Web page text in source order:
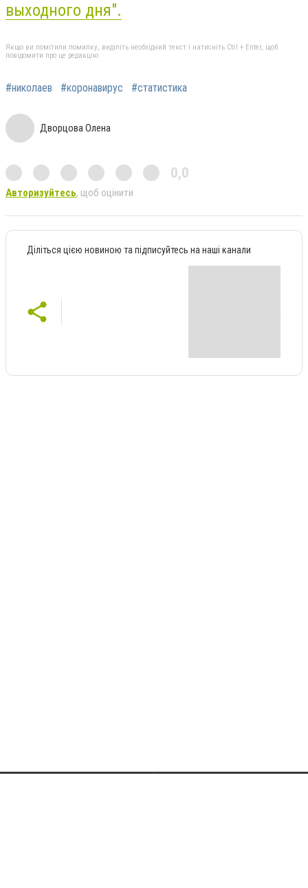
выходного дня".
Якщо ви помітили помилку, виділіть необхідний текст і натисніть Ctrl + Enter, щоб
повідомити про це редакцію
#николаев #коронавирус #статистика
Дворцова Олена
0,0
Авторизуйтесь, щоб оцінити
Діліться цією новиною та підписуйтесь на наші канали